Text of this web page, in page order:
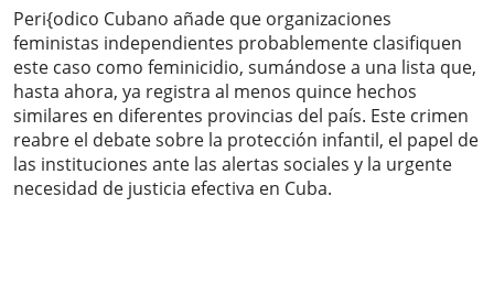
Peri{odico Cubano añade que organizaciones
feministas independientes probablemente clasifiquen
este caso como feminicidio, sumándose a una lista que,
hasta ahora, ya registra al menos quince hechos
similares en diferentes provincias del país. Este crimen
reabre el debate sobre la protección infantil, el papel de
las instituciones ante las alertas sociales y la urgente
necesidad de justicia efectiva en Cuba.